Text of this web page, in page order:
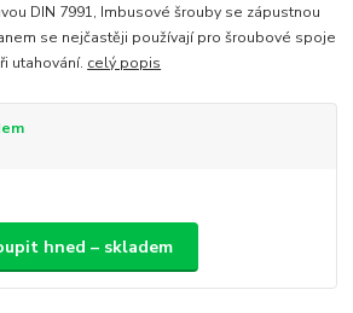
DIN 7991, Imbusové šrouby se zápustnou
se nejčastěji používají pro šroubové spoje
utahování. celý popis
hned – skladem